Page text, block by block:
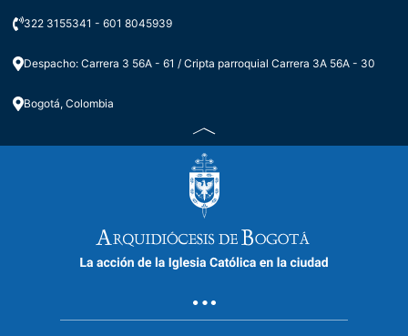
322 3155341 - 601 8045939
Despacho: Carrera 3 56A - 61 / Cripta parroquial Carrera 3A 56A - 30
Bogotá, Colombia